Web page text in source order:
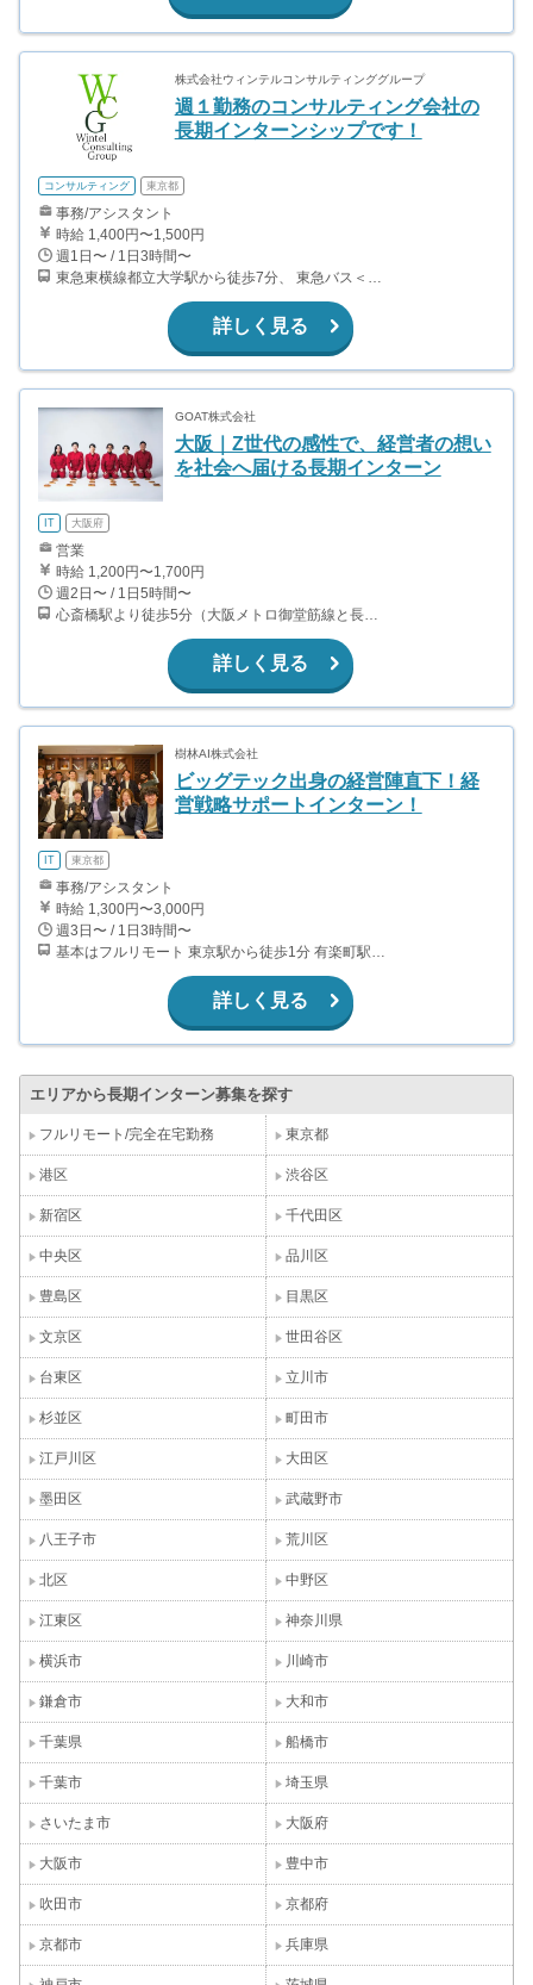
株式会社ウィンテルコンサルティンググループ
週１勤務のコンサルティング会社の
長期インターンシップです！
コンサルティング 東京都
事務/アシスタント
時給 1,400円〜1,500円
週1日〜 / 1日3時間〜
東急東横線都立大学駅から徒歩7分、 東急バス＜碑文谷警察バス停＞下車徒歩1分、 大岡山駅（東急大井町線・目黒線）から徒歩20分
詳しく見る
GOAT株式会社
大阪｜Z世代の感性で、経営者の想い
を社会へ届ける長期インターン
IT 大阪府
営業
時給 1,200円〜1,700円
週2日〜 / 1日5時間〜
心斎橋駅より徒歩5分（大阪メトロ御堂筋線と長堀鶴見緑地線） 四ツ橋駅より徒歩1分（大阪メトロ四ツ橋線）
詳しく見る
樹林AI株式会社
ビッグテック出身の経営陣直下！経
営戦略サポートインターン！
IT 東京都
事務/アシスタント
時給 1,300円〜3,000円
週3日〜 / 1日3時間〜
詳しく見る
エリアから長期インターン募集を探す
フルリモート/完全在宅勤務 東京都
港区 渋谷区
新宿区 千代田区
中央区 品川区
豊島区 目黒区
文京区 世田谷区
台東区 立川市
杉並区 町田市
江戸川区 大田区
墨田区 武蔵野市
八王子市 荒川区
北区 中野区
江東区 神奈川県
横浜市 川崎市
鎌倉市 大和市
千葉県 船橋市
千葉市 埼玉県
さいたま市 大阪府
大阪市 豊中市
吹田市 京都府
京都市 兵庫県